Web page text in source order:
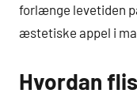
forlænge levetiden
æstetiske appel i
Hvordan